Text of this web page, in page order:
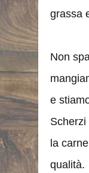
grassa
Non
e
la
qualità.